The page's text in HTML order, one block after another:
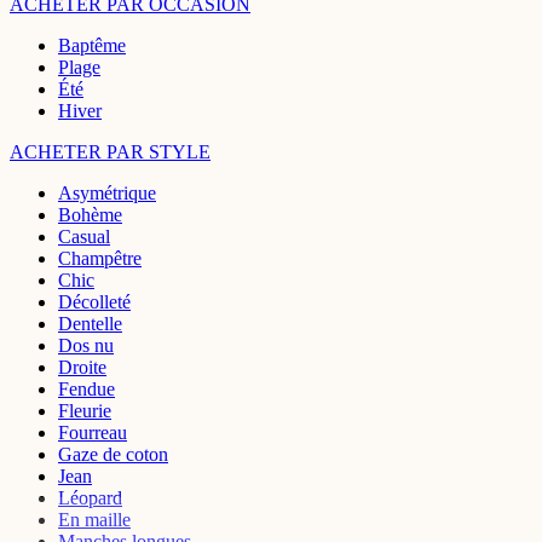
ACHETER PAR OCCASION
Baptême
Plage
Été
Hiver
ACHETER PAR STYLE
Asymétrique
Bohème
Casual
Champêtre
Chic
Décolleté
Dentelle
Dos nu
Droite
Fendue
Fleurie
Fourreau
Gaze de coton
Jean
Léopard
En maille